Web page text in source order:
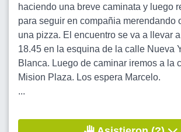
haciendo una breve caminata y luego
para seguir en compañia merendando
una pizza. El encuentro se va a llevar
18.45 en la esquina de la calle Nueva
Blanca. Luego de caminar iremos a la
Mision Plaza. Los espera Marcelo.
...